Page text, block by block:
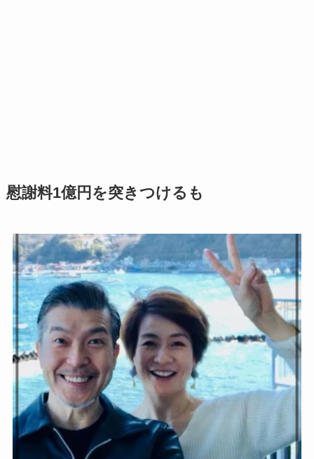
慰謝料1億円を突きつけるも